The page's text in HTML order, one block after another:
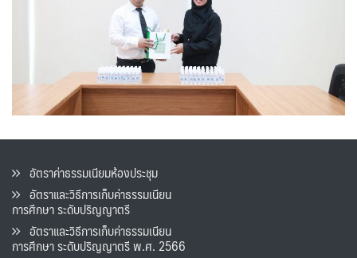
อัตราค่าธรรมเนียมห้องประชุม
อัตราและวิธีการเก็บค่าธรรมเนียน
การศึกษา ระดับปริญญาตรี
อัตราและวิธีการเก็บค่าธรรมเนียน
การศึกษา ระดับปริญญาตรี พ.ศ. 2566